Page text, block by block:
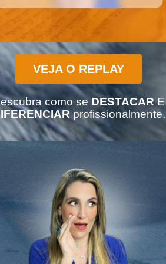
VEJA O REPLAY
como se DESTACARE
profissionalmente.